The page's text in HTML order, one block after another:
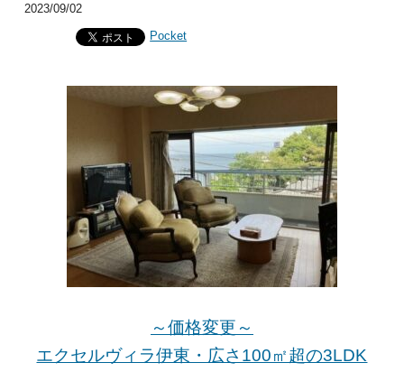
2023/09/02
Pocket
～価格変更～
エクセルヴィラ伊東・広さ100㎡超の3LDK